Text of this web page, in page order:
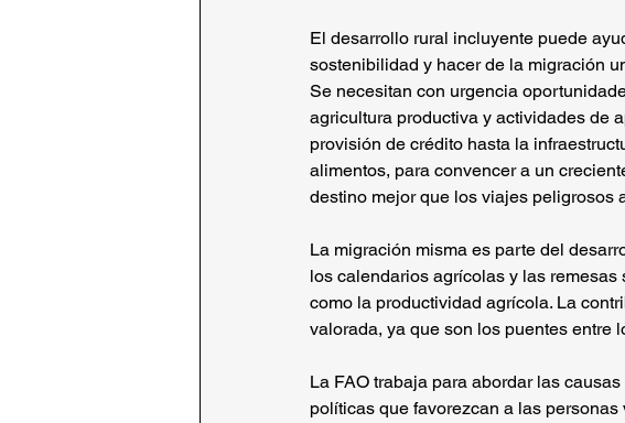
El desarrollo rural incluyente puede
sostenibilidad y hacer de la migración
Se necesitan con urgencia
agricultura productiva y actividades de
provisión de crédito hasta la
alimentos, para convencer a un
destino mejor que los viajes peligrosos
La migración misma es parte del
los calendarios agrícolas y las
como la productividad agrícola. La
valorada, ya que son los puentes entre
La FAO trabaja para abordar las
políticas que favorezcan a las